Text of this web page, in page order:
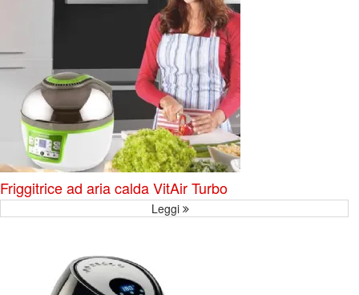
Friggitrice ad aria calda VitAir Turbo
Leggi